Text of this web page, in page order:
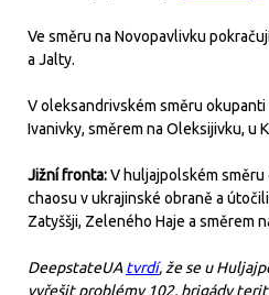
Ve směru na Novopavlivku
a Jalty.
V oleksandrivském směru
Ivanivky, směrem na Oleksijivku, u
Jižní fronta:V huljajpolském
chaosu v ukrajinské obraně a
Zatyššji, Zeleného Haje a směrem
DeepstateUA tvrdí, že se u
vyřešit problémy 102. brigády